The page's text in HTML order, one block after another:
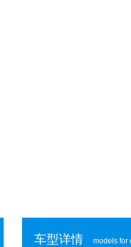
车型详情 models for